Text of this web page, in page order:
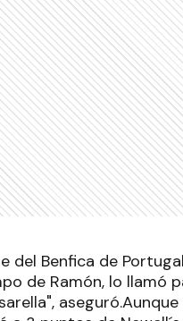
del Benfica de
de Ramón, lo llamó
aseguró.